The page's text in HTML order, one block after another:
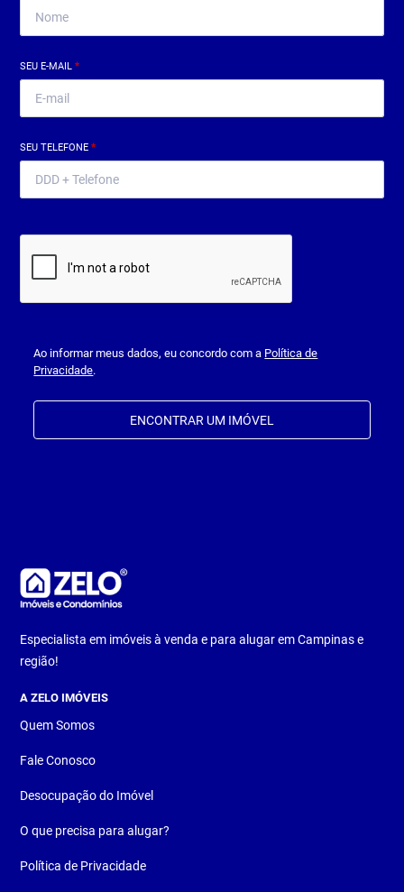
SEU E-MAIL*
SEU TELEFONE*
Ao informar meus dados, eu concordo com a Política de
Privacidade.
ENCONTRAR UM IMÓVEL
Especialista em imóveis à venda e para alugar em Campinas e
região!
A ZELO IMÓVEIS
Quem Somos
Fale Conosco
Desocupação do Imóvel
O que precisa para alugar?
Política de Privacidade